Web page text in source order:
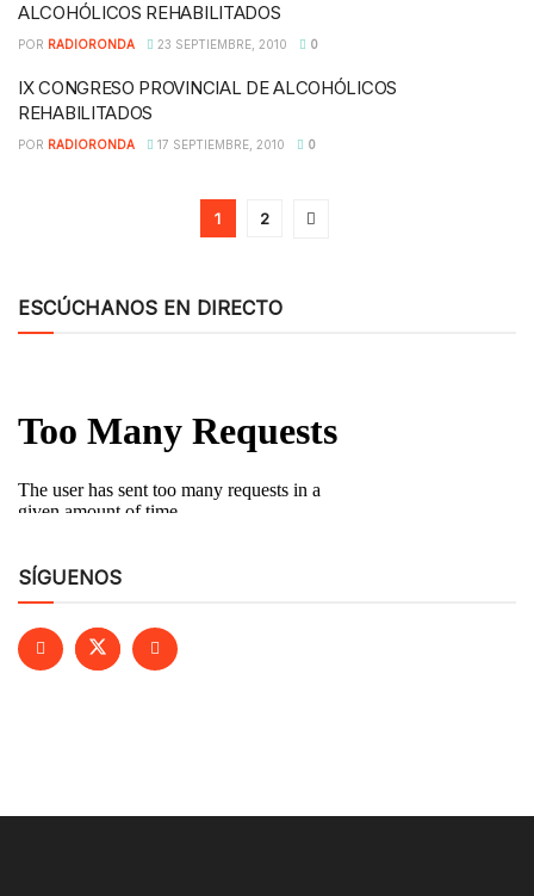
ALCOHÓLICOS REHABILITADOS
POR RADIORONDA 23 SEPTIEMBRE, 2010 0
IX CONGRESO PROVINCIAL DE ALCOHÓLICOS
REHABILITADOS
POR RADIORONDA 17 SEPTIEMBRE, 2010 0
1 2
ESCÚCHANOS EN DIRECTO
SÍGUENOS